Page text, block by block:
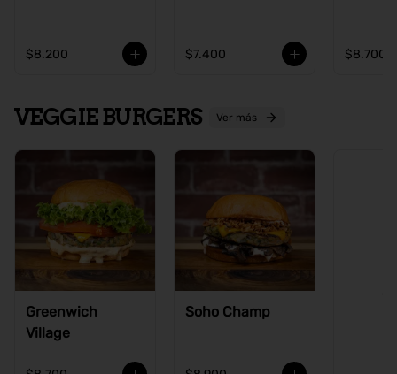
$8.200 $7.400 $8.700
VEGGIE BURGERS Ver más
Greenwich
Village
Soho Champ